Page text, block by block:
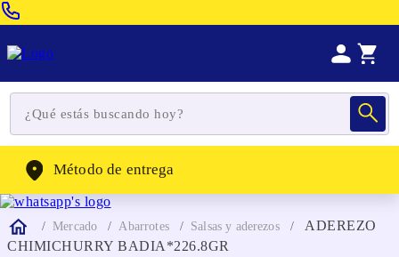
WhatsApp: (302) 262-4104
Método de entrega
Mercado Abarrotes Salsas y aderezos
ADEREZO
CHIMICHURRY BADIA*226.8GR